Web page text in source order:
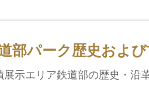
部パーク歴史およ
展示エリア鉄道部の歴史・沿